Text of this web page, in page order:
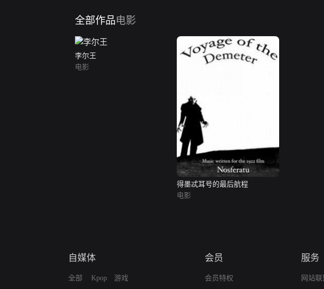
全部作品电影
李尔王
电影
得墨忒耳号的最后航程
电影
自媒体
全部 Kpop 游戏
会员
会员特权
服务
网站联